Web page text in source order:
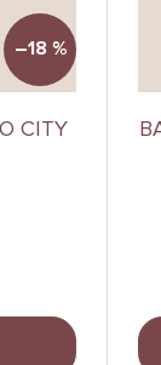
–18 %
CITY